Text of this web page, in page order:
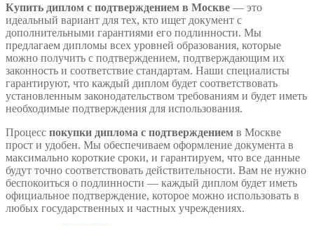
Купить диплом с подтверждением в Москве — это
идеальный вариант для тех, кто ищет документ с
дополнительными гарантиями его подлинности. Мы
предлагаем дипломы всех уровней образования, которые
можно получить с подтверждением, подтверждающим их
законность и соответствие стандартам. Наши специалисты
гарантируют, что каждый диплом будет соответствовать
установленным законодательством требованиям и будет иметь
необходимые подтверждения для использования.
Процесс покупки диплома с подтверждением в Москве
прост и удобен. Мы обеспечиваем оформление документа в
максимально короткие сроки, и гарантируем, что все данные
будут точно соответствовать действительности. Вам не нужно
беспокоиться о подлинности — каждый диплом будет иметь
официальное подтверждение, которое можно использовать в
любых государственных и частных учреждениях.